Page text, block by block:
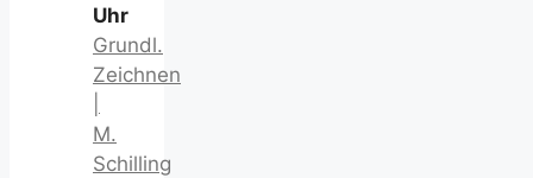
Uhr
Grundl.
Zeichnen
M.
Schilling